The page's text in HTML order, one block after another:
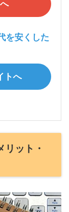
を安くした
トへ
リット・